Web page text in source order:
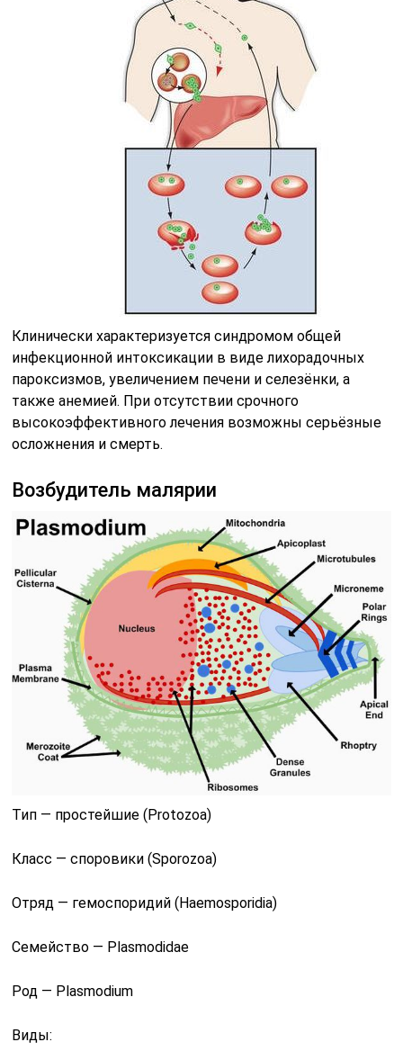
Клинически характеризуется синдромом общей
инфекционной интоксикации в виде лихорадочных
пароксизмов, увеличением печени и селезёнки, а
также анемией. При отсутствии срочного
высокоэффективного лечения возможны серьёзные
осложнения и смерть.
Возбудитель малярии
Тип — простейшие (Protozoa)
Класс — споровики (Sporozoa)
Отряд — гемоспоридий (Haemosporidia)
Семейство — Plasmodidae
Род — Plasmodium
Виды: